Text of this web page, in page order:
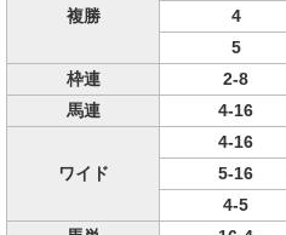
複勝
4
5
枠連
2-8
馬連
4-16
ワイド
4-16
5-16
4-5